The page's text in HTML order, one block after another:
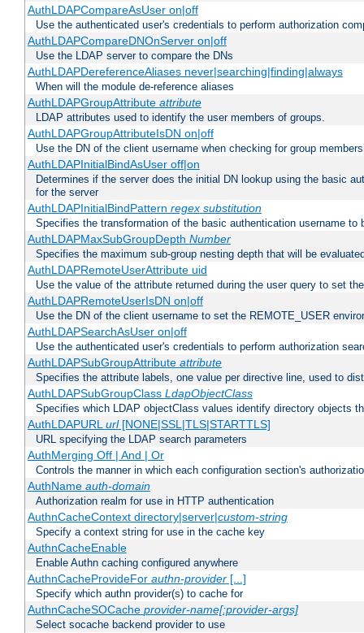
AuthLDAPCompareAsUser on|off
Use the authenticated user's credentials to perform authorization
AuthLDAPCompareDNOnServer on|off
Use the LDAP server to compare the DNs
AuthLDAPDereferenceAliases never|searching|finding|always
When will the module de-reference aliases
AuthLDAPGroupAttribute attribute
LDAP attributes used to identify the user members of groups.
AuthLDAPGroupAttributeIsDN on|off
Use the DN of the client username when checking for group
AuthLDAPInitialBindAsUser off|on
Determines if the server does the initial DN lookup using the basic
for the server
AuthLDAPInitialBindPattern regex substitution
Specifies the transformation of the basic authentication username
AuthLDAPMaxSubGroupDepth Number
Specifies the maximum sub-group nesting depth that will be
AuthLDAPRemoteUserAttribute uid
Use the value of the attribute returned during the user query to set
AuthLDAPRemoteUserIsDN on|off
Use the DN of the client username to set the REMOTE_USER
AuthLDAPSearchAsUser on|off
Use the authenticated user's credentials to perform authorization
AuthLDAPSubGroupAttribute attribute
Specifies the attribute labels, one value per directive line, used to
AuthLDAPSubGroupClass LdapObjectClass
Specifies which LDAP objectClass values identify directory objects
AuthLDAPURLurl[NONE|SSL|TLS|STARTTLS]
URL specifying the LDAP search parameters
AuthMerging Off | And | Or
Controls the manner in which each configuration section's
AuthName auth-domain
Authorization realm for use in HTTP authentication
AuthnCacheContext directory|server|custom-string
Specify a context string for use in the cache key
AuthnCacheEnable
Enable Authn caching configured anywhere
AuthnCacheProvideFor authn-provider[...]
Specify which authn provider(s) to cache for
AuthnCacheSOCache provider-name[:provider-args]
Select socache backend provider to use